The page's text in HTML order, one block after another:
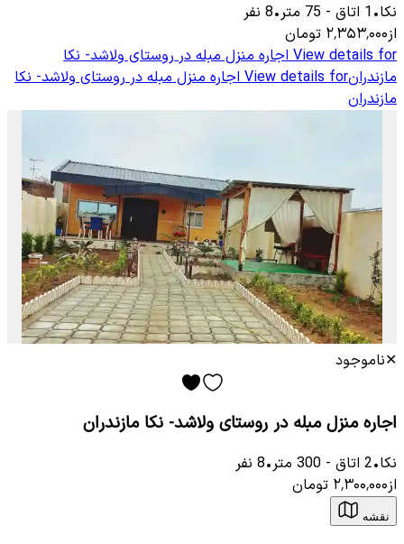
نکا•
1 اتاق -
75 متر•
8 نفر
از۲٬۳۵۳٬۰۰۰ تومان
View details for اجاره منزل مبله در روستای ولاشد- نکا
مازندرانView details for اجاره منزل مبله در روستای ولاشد- نکا
مازندران
✕ناموجود
اجاره منزل مبله در روستای ولاشد- نکا مازندران
نکا•
2 اتاق -
300 متر•
8 نفر
از۲٬۳۰۰٬۰۰۰ تومان
نقشه